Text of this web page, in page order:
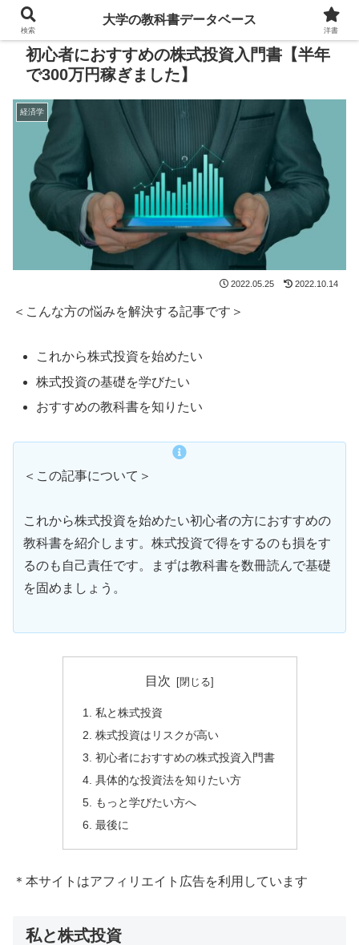
初心者におすすめの株式投資入門書【半年
で300万円稼ぎました】
経済学
2022.05.25 2022.10.14
＜こんな方の悩みを解決する記事です＞
これから株式投資を始めたい
株式投資の基礎を学びたい
おすすめの教科書を知りたい
＜この記事について＞
これから株式投資を始めたい初心者の方におすすめの
教科書を紹介します。株式投資で得をするのも損をす
るのも自己責任です。まずは教科書を数冊読んで基礎
を固めましょう。
目次
私と株式投資
株式投資はリスクが高い
初心者におすすめの株式投資入門書
具体的な投資法を知りたい方
もっと学びたい方へ
最後に
＊本サイトはアフィリエイト広告を利用しています
私と株式投資
検索
大学の教科書データベース
洋書